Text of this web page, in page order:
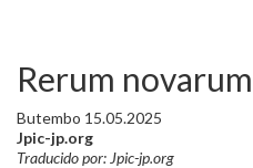
Rerum
Butembo 15.05.2025
Jpic-jp.org
Traducido por: Jpic-jp.org